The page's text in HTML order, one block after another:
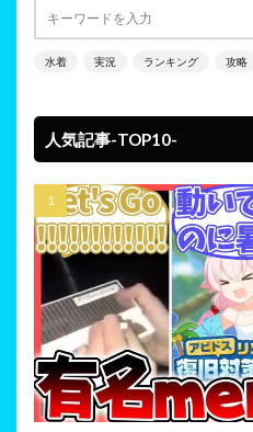
水着 実況 ランキング 攻略
人気記事-TOP10-